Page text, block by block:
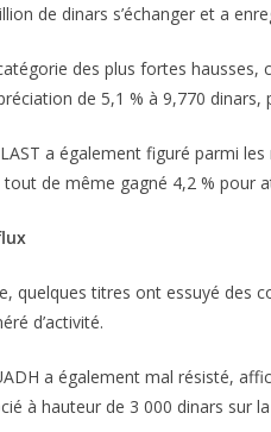
de dinars s’échanger et a
des plus fortes hausses,
de 5,1 % à 9,770 dinars,
a également figuré parmi
tout de même gagné 4,2 % pour
quelques titres ont essuyé des
d’activité.
a également mal résisté,
à hauteur de 3 000 dinars sur